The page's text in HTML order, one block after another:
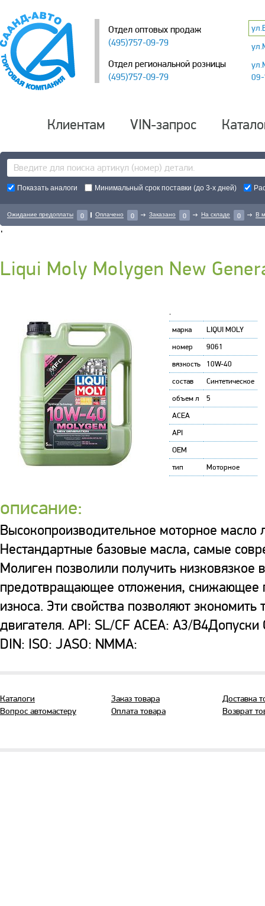
Отдел оптовых продаж
(495)757-09-79
Отдел региональной розницы
(495)757-09-79
Клиентам VIN-запрос
Показать аналоги Минимальный срок поставки (до 3-х дней)
Ожидание предоплаты 0 Оплачено 0 Заказано 0 На складе 0 В
'
Liqui Moly Molygen New
'
марка
LIQUI MOLY
номер
9061
вязкость
10W-40
состав
Синтетическое
объем л
5
ACEA
API
OEM
тип
Моторное
описание:
Высокопроизводительное моторное масло
Нестандартные базовые масла, самые
Молиген позволили получить
предотвращающее отложения, снижающее
износа. Эти свойства позволяют
двигателя. API: SL/CF ACEA: A3/
DIN: ISO: JASO: NMMA:
Каталоги
Вопрос автомастеру
Заказ товара
Оплата товара
Доставка
Возврат